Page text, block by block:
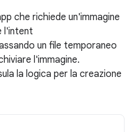
che richiede un'immagine
l'intent
un file temporaneo
l'immagine.
la logica per la creazione